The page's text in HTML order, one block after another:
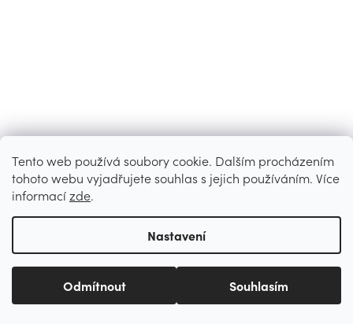
Tento web používá soubory cookie. Dalším procházením
tohoto webu vyjadřujete souhlas s jejich používáním. Více
informacízde.
Nastavení
Odmítnout Souhlasím